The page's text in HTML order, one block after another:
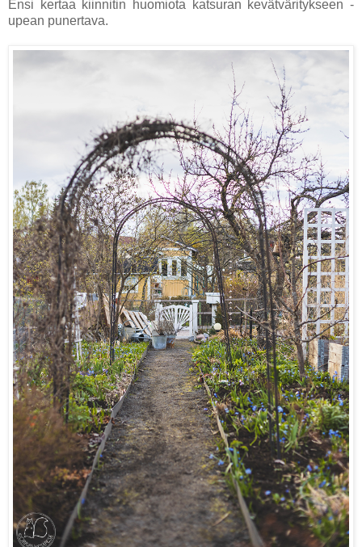
Ensi kertaa kiinnitin huomiota katsuran kevätväritykseen -
upean punertava.